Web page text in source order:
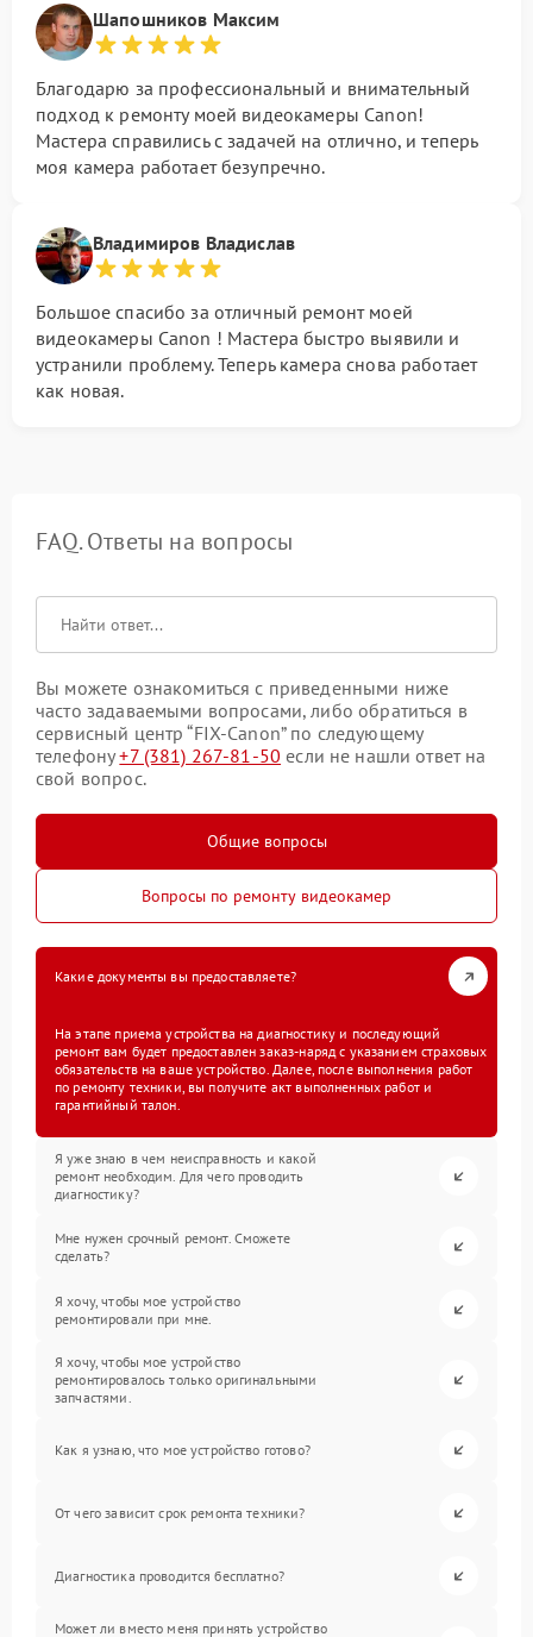
Шапошников Максим
Благодарю за профессиональный и внимательный
подход к ремонту моей видеокамеры Canon!
Мастера справились с задачей на отлично, и теперь
моя камера работает безупречно.
Владимиров Владислав
Большое спасибо за отличный ремонт моей
видеокамеры Canon ! Мастера быстро выявили и
устранили проблему. Теперь камера снова работает
как новая.
FAQ. Ответы на вопросы
Вы можете ознакомиться с приведенными ниже
часто задаваемыми вопросами, либо обратиться в
сервисный центр “FIX-Canon” по следующему
телефону+7 (381) 267-81-50 если не нашли ответ на
свой вопрос.
Общие вопросы
Вопросы по ремонту видеокамер
Какие документы вы предоставляете?
На этапе приема устройства на диагностику и последующий
ремонт вам будет предоставлен заказ-наряд с указанием страховых
обязательств на ваше устройство. Далее, после выполнения работ
по ремонту техники, вы получите акт выполненных работ и
гарантийный талон.
Я уже знаю в чем неисправность и какой
ремонт необходим. Для чего проводить
диагностику?
Мне нужен срочный ремонт. Сможете
сделать?
Я хочу, чтобы мое устройство
ремонтировали при мне.
Я хочу, чтобы мое устройство
ремонтировалось только оригинальными
запчастями.
Как я узнаю, что мое устройство готово?
От чего зависит срок ремонта техники?
Диагностика проводится бесплатно?
Может ли вместо меня принять устройство